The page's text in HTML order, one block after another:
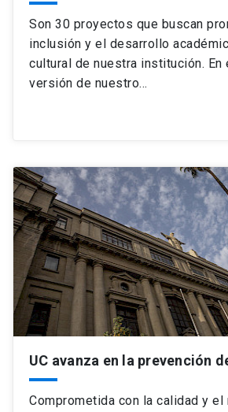
Son 30 proyectos que buscan
inclusión y el desarrollo
cultural de nuestra institución. En
versión de nuestro…
UC avanza en la prevención
Comprometida con la calidad y el